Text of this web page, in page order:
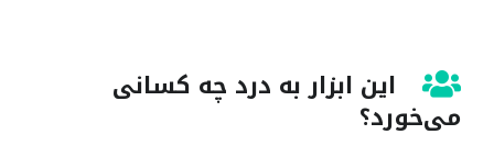
این ابزار به درد چه کسانی
می‌خورد؟